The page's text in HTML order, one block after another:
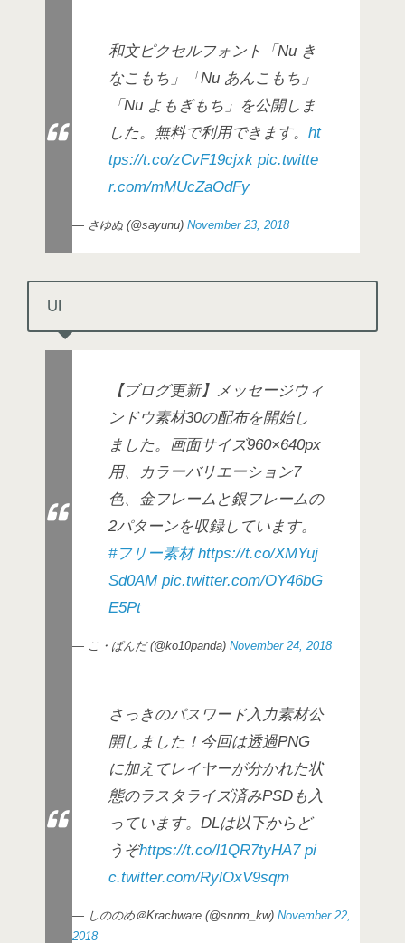
和文ピクセルフォント「Nu き
なこもち」「Nu あんこもち」
「Nu よもぎもち」を公開しま
した。無料で利用できます。 ht
tps://t.co/zCvF19cjxk pic.twitte
r.com/mMUcZaOdFy
— さゆぬ (@sayunu) November 23, 2018
UI
【ブログ更新】メッセージウィ
ンドウ素材30の配布を開始し
ました。画面サイズ960×640px
用、カラーバリエーション7
色、金フレームと銀フレームの
2パターンを収録しています。
#フリー素材 https://t.co/XMYuj
Sd0AM pic.twitter.com/OY46bG
E5Pt
— こ・ぱんだ (@ko10panda) November 24, 2018
さっきのパスワード入力素材公
開しました！今回は透過PNG
に加えてレイヤーが分かれた状
態のラスタライズ済みPSDも入
っています。DLは以下からど
うぞhttps://t.co/l1QR7tyHA7 pi
c.twitter.com/RylOxV9sqm
— しののめ＠Krachware (@snnm_kw) November 22,
2018